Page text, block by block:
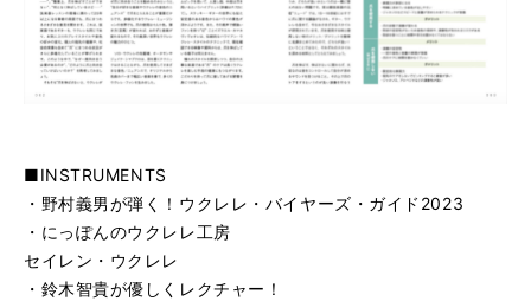
■INSTRUMENTS
・野村義男が弾く！ウクレレ・バイヤーズ・ガイド2023
・にっぽんのウクレレ工房
セイレン・ウクレレ
・鈴木智貴が優しくレクチャー！